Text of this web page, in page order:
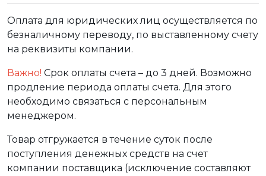
Оплата для юридических лиц осуществляется по
безналичному переводу, по выставленному счету
на реквизиты компании.
Важно! Срок оплаты счета – до 3 дней. Возможно
продление периода оплаты счета. Для этого
необходимо связаться с персональным
менеджером.
Товар отгружается в течение суток после
поступления денежных средств на счет
компании поставщика (исключение составляют